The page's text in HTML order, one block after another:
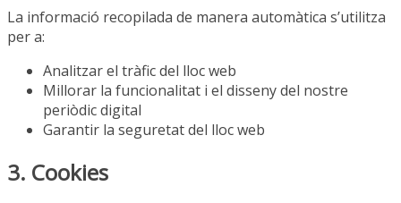
La informació recopilada de manera automàtica s’utilitza
per a:
Analitzar el tràfic del lloc web
Millorar la funcionalitat i el disseny del nostre
periòdic digital
Garantir la seguretat del lloc web
3. Cookies